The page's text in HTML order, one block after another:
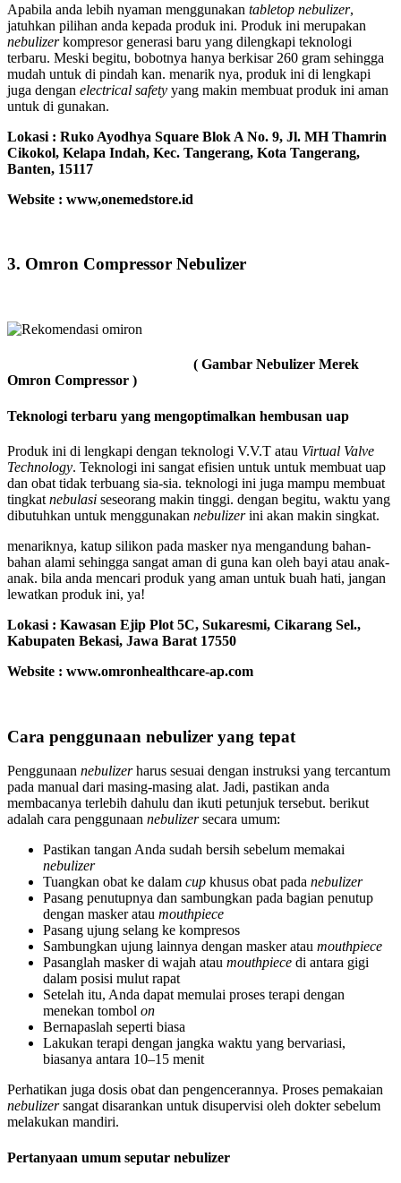
Apabila anda lebih nyaman menggunakan tabletop nebulizer,
jatuhkan pilihan anda kepada produk ini. Produk ini merupakan
nebulizerkompresor generasi baru yang dilengkapi teknologi
terbaru. Meski begitu, bobotnya hanya berkisar 260 gram sehingga
mudah untuk di pindah kan. menarik nya, produk ini di lengkapi
juga dengan electrical safety yang makin membuat produk ini aman
untuk di gunakan.
Lokasi : Ruko Ayodhya Square Blok A No. 9, Jl. MH Thamrin
Cikokol, Kelapa Indah, Kec. Tangerang, Kota Tangerang,
Banten, 15117
Website : www,onemedstore.id
3. Omron Compressor Nebulizer
( Gambar Nebulizer Merek
Omron Compressor )
Teknologi terbaru yang mengoptimalkan hembusan uap
Produk ini di lengkapi dengan teknologi V.V.T atau Virtual Valve
Technology. Teknologi ini sangat efisien untuk untuk membuat uap
dan obat tidak terbuang sia-sia. teknologi ini juga mampu membuat
tingkat nebulasi seseorang makin tinggi. dengan begitu, waktu yang
dibutuhkan untuk menggunakan nebulizerini akan makin singkat.
menariknya, katup silikon pada masker nya mengandung bahan-
bahan alami sehingga sangat aman di guna kan oleh bayi atau anak-
anak. bila anda mencari produk yang aman untuk buah hati, jangan
lewatkan produk ini, ya!
Lokasi : Kawasan Ejip Plot 5C, Sukaresmi, Cikarang Sel.,
Kabupaten Bekasi, Jawa Barat 17550
Website : www.omronhealthcare-ap.com
Cara penggunaan nebulizer yang tepat
Penggunaan nebulizerharus sesuai dengan instruksi yang tercantum
pada manual dari masing-masing alat. Jadi, pastikan anda
membacanya terlebih dahulu dan ikuti petunjuk tersebut. berikut
adalah cara penggunaan nebulizersecara umum:
Pastikan tangan Anda sudah bersih sebelum memakai
nebulizer
Tuangkan obat ke dalam cup khusus obat pada nebulizer
Pasang penutupnya dan sambungkan pada bagian penutup
dengan masker atau mouthpiece
Pasang ujung selang ke kompresos
Sambungkan ujung lainnya dengan masker atau mouthpiece
Pasanglah masker di wajah atau mouthpiece di antara gigi
dalam posisi mulut rapat
Setelah itu, Anda dapat memulai proses terapi dengan
menekan tombol on
Bernapaslah seperti biasa
Lakukan terapi dengan jangka waktu yang bervariasi,
biasanya antara 10–15 menit
Perhatikan juga dosis obat dan pengencerannya. Proses pemakaian
nebulizersangat disarankan untuk disupervisi oleh dokter sebelum
melakukan mandiri.
Pertanyaan umum seputar nebulizer